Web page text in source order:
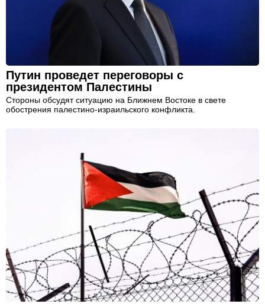
Путин проведет переговоры с
президентом Палестины
Стороны обсудят ситуацию на Ближнем Востоке в свете
обострения палестино-израильского конфликта.